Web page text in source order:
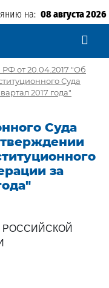
на: 08 августа 2026
от 20.04.2017 "Об
Суда
2017 года"
Суда
за
РОССИЙСКОЙ